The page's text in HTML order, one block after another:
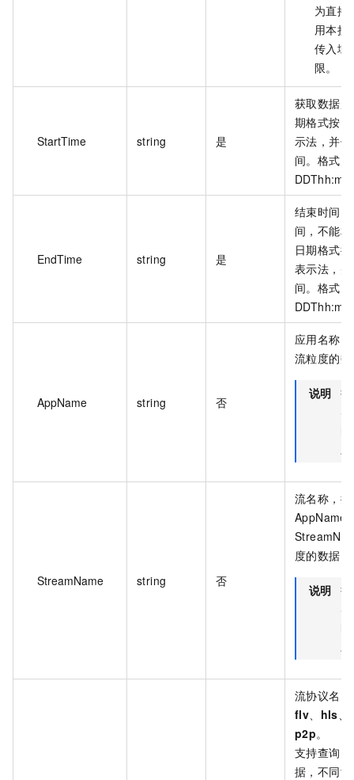
为直播
用本接
传入域
限。
StartTime string 是
获取数据
期格式按
示法，并
间。格式
EndTime string 是
结束时间
间，不能
日期格式
表示法，
间。格式
AppName string 否
应用名称
流粒度的
说明
StreamName string 否
流名称，
AppName
度的数据。
说明
流协议名
flv
hls
p2p。
支持查询
据，不同